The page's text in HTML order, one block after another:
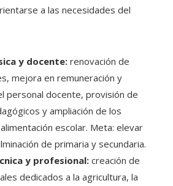
a las necesidades del
y docente:renovación de
mejora en remuneración y
personal docente, provisión de
y ampliación de los
escolar. Meta: elevar
de primaria y secundaria.
y profesional: creación de
dedicados a la agricultura, la